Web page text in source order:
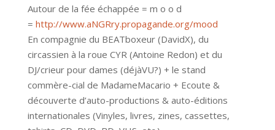
Autour de la fée échappée = m o o d
= http://www.aNGRry.propagande.org/mood
En compagnie du BEATboxeur (DavidX), du
circassien à la roue CYR (Antoine Redon) et du
DJ/crieur pour dames (déjàVU?) + le stand
commère-cial de MadameMacario + Ecoute &
découverte d’auto-productions & auto-éditions
internationales (Vinyles, livres, zines, cassettes,